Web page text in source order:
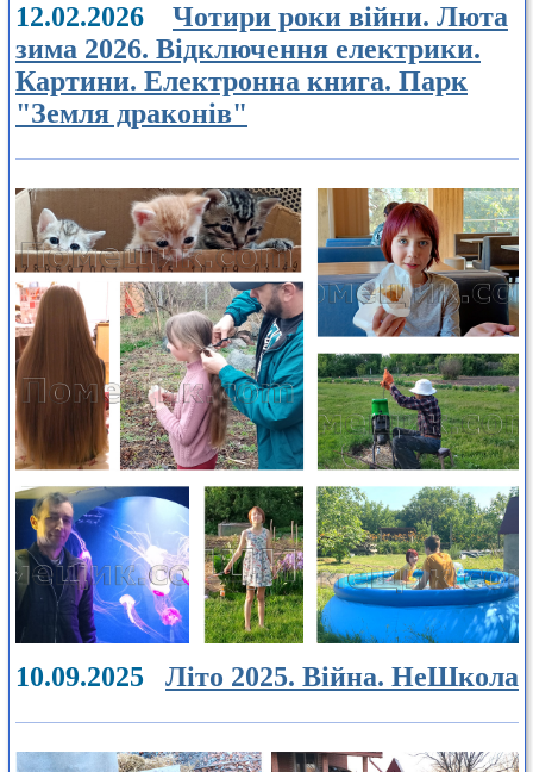
12.02.2026 Чотири роки війни. Люта
зима 2026. Відключення електрики.
Картини. Електронна книга. Парк
"Земля драконів"
10.09.2025 Літо 2025. Війна. НеШкола